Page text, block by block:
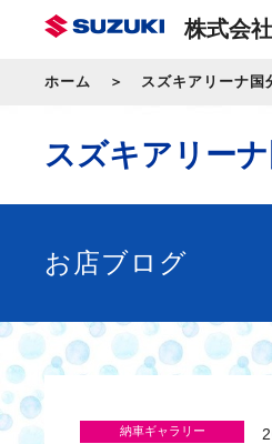
株式会
ホーム スズキアリーナ国
スズキアリー
お店ブログ
納車ギャラリー